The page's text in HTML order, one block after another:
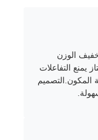
الوزن
يمنع التفاعلات
المكون.التصميم